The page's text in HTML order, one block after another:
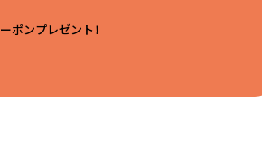
ポンプレゼント！